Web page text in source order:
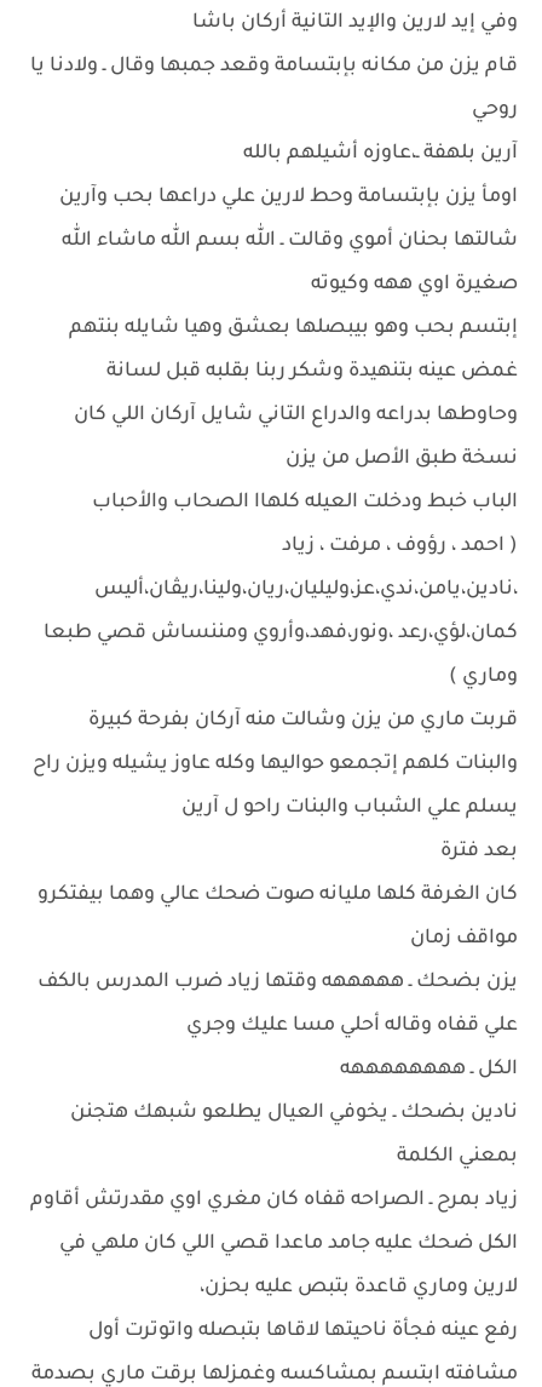
وفي إيد لارين والإيد التانية أركان باشا
قام يزن من مكانه بإبتسامة وقعد جمبها وقال ـ ولادنا يا
روحي
آرين بلهفة ـ،عاوزه أشيلهم بالله
اومأ يزن بإبتسامة وحط لارين علي دراعها بحب وآرين
شالتها بحنان أموي وقالت ـ الله بسم الله ماشاء الله
صغيرة اوي ههه وكيوته
إبتسم بحب وهو بيبصلها بعشق وهيا شايله بنتهم
غمض عينه بتنهيدة وشكر ربنا بقلبه قبل لسانة
وحاوطها بدراعه والدراع التاني شايل آركان اللي كان
نسخة طبق الأصل من يزن
الباب خبط ودخلت العيله كلهاا الصحاب والأحباب
( احمد ، رؤوف ، مرفت ، زياد
،نادين،يامن،ندي،عز،وليليان،ريان،ولينا،ريڤان،أليس
كمان،لؤي،رعد ،ونور،فهد،وأروي ومننساش قصي طبعا
وماري )
قربت ماري من يزن وشالت منه آركان بفرحة كبيرة
والبنات كلهم إتجمعو حواليها وكله عاوز يشيله ويزن راح
يسلم علي الشباب والبنات راحو ل آرين
بعد فترة
كان الغرفة كلها مليانه صوت ضحك عالي وهما بيفتكرو
مواقف زمان
يزن بضحك ـ هههههه وقتها زياد ضرب المدرس بالكف
علي قفاه وقاله أحلي مسا عليك وجري
الكل ـ ههههههههه
نادين بضحك ـ يخوفي العيال يطلعو شبهك هتجنن
بمعني الكلمة
زياد بمرح ـ الصراحه قفاه كان مغري اوي مقدرتش أقاوم
الكل ضحك عليه جامد ماعدا قصي اللي كان ملهي في
لارين وماري قاعدة بتبص عليه بحزن،
رفع عينه فجأة ناحيتها لاقاها بتبصله واتوترت أول
مشافته ابتسم بمشاكسه وغمزلها برقت ماري بصدمة